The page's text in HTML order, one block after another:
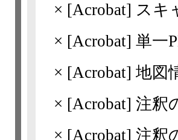
× [Acrobat] スキ
× [Acrobat] 単一
× [Acrobat] 地図
× [Acrobat] 注釈
× [Acrobat] 注釈